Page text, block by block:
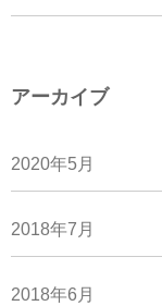
アーカイブ
2020年5月
2018年7月
2018年6月